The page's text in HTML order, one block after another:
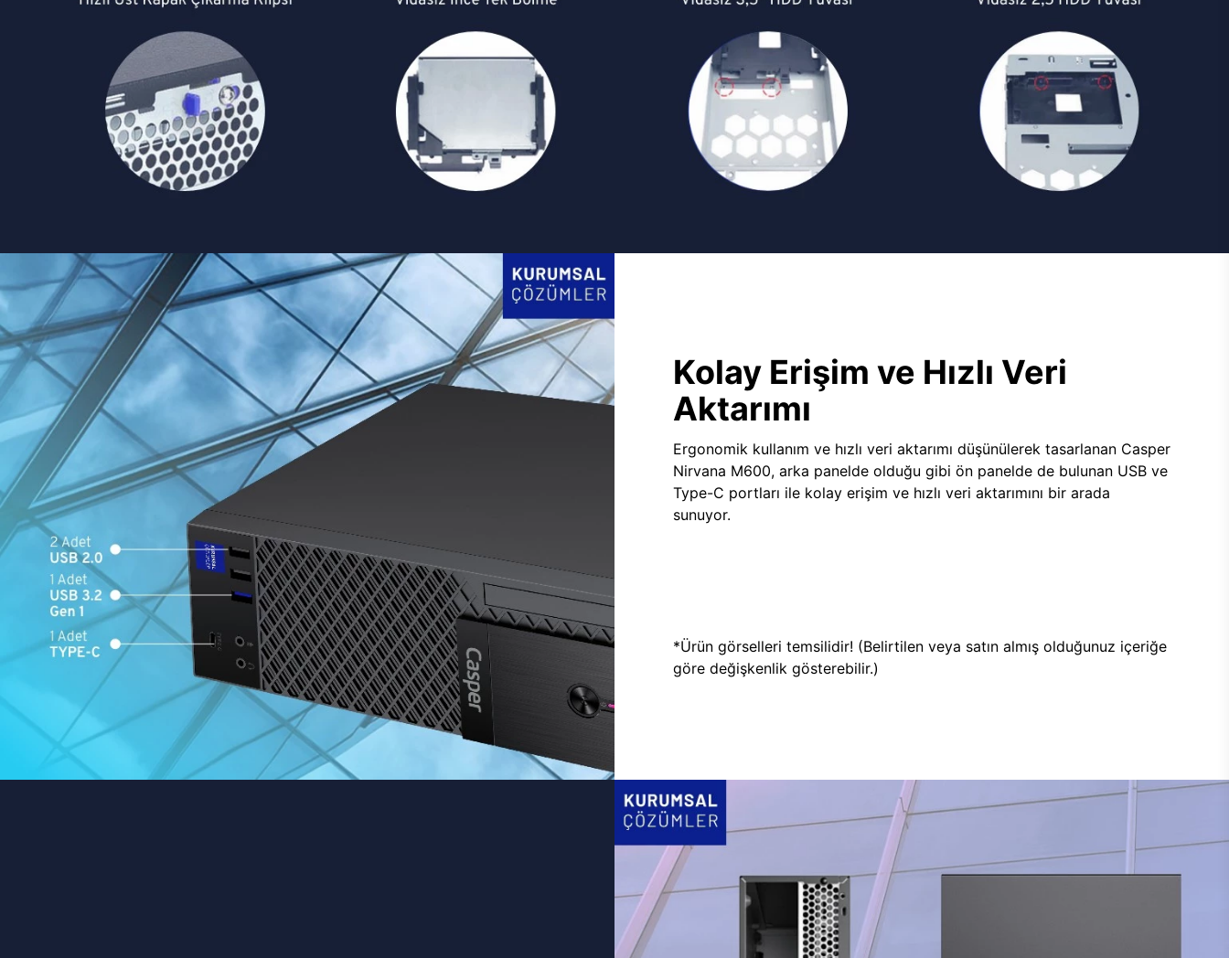
Kolay Erişim ve Hızlı Veri
Aktarımı
Ergonomik kullanım ve hızlı veri aktarımı düşünülerek tasarlanan Casper
Nirvana M600, arka panelde olduğu gibi ön panelde de bulunan USB ve
Type-C portları ile kolay erişim ve hızlı veri aktarımını bir arada
sunuyor.
*Ürün görselleri temsilidir! (Belirtilen veya satın almış olduğunuz içeriğe
göre değişkenlik gösterebilir.)